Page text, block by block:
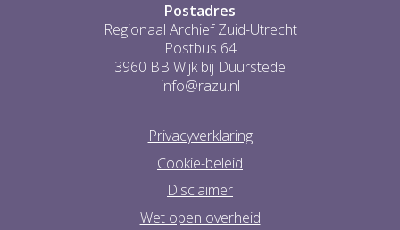
Postadres
Regionaal Archief Zuid-Utrecht
Postbus 64
3960 BB Wijk bij Duurstede
info@razu.nl
Privacyverklaring
Cookie-beleid
Disclaimer
Wet open overheid